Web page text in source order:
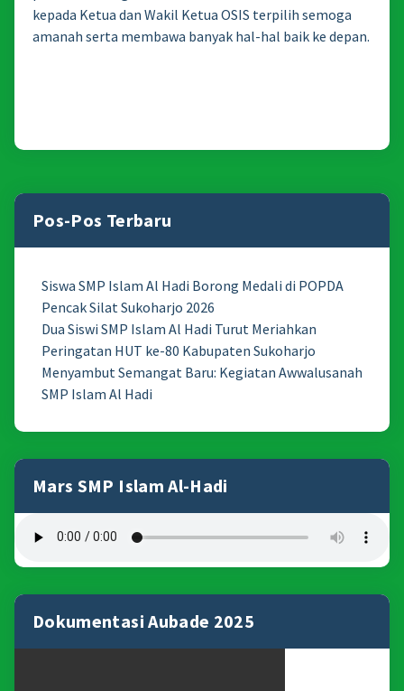
kepada Ketua dan Wakil Ketua OSIS terpilih semoga
amanah serta membawa banyak hal-hal baik ke depan.
Pos-Pos Terbaru
Siswa SMP Islam Al Hadi Borong Medali di POPDA
Pencak Silat Sukoharjo 2026
Dua Siswi SMP Islam Al Hadi Turut Meriahkan
Peringatan HUT ke-80 Kabupaten Sukoharjo
Menyambut Semangat Baru: Kegiatan Awwalusanah
SMP Islam Al Hadi
Mars SMP Islam Al-Hadi
Dokumentasi Aubade 2025